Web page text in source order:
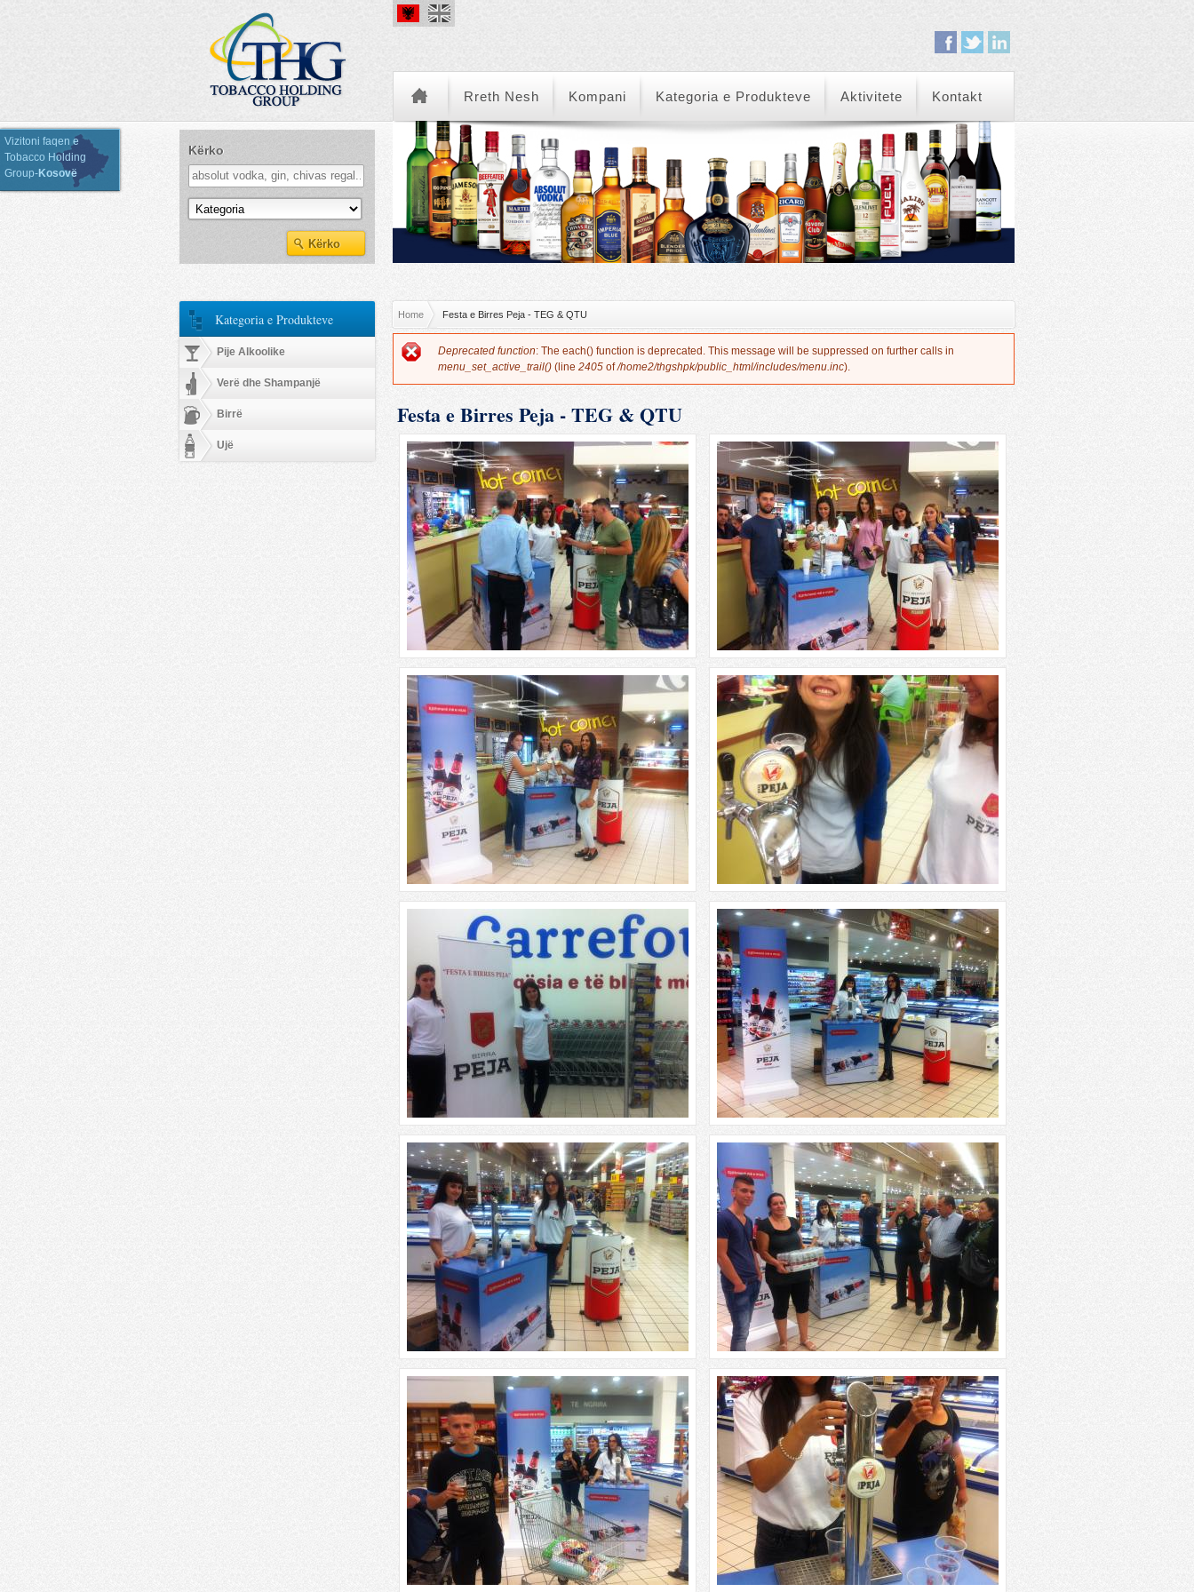
Vizitoni faqen e
Tobacco Holding
Group-Kosovë
Rreth Nesh Kompani Kategoria e Produkteve Aktivitete Kontakt
Kërko
Kategoria e Produkteve
You are here
Home Festa e Birres Peja - TEG & QTU
Error message
Deprecated function: The each() function is deprecated. This message will be suppressed on further calls in
menu_set_active_trail() (line 2405 of/home2/thgshpk/public_html/includes/menu.inc).
Festa e Birres Peja - TEG & QTU
Kategoria e Produkteve
Pije Alkoolike
Verë dhe Shampanjë
Birrë
Ujë